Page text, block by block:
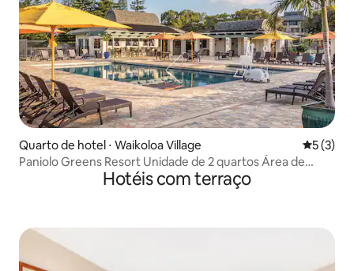
Quarto de hotel ⋅ Waikoloa Village 5 de
5 (3)
Paniolo Greens Resort Unidade de 2 quartos Área de
Hotéis com terraço